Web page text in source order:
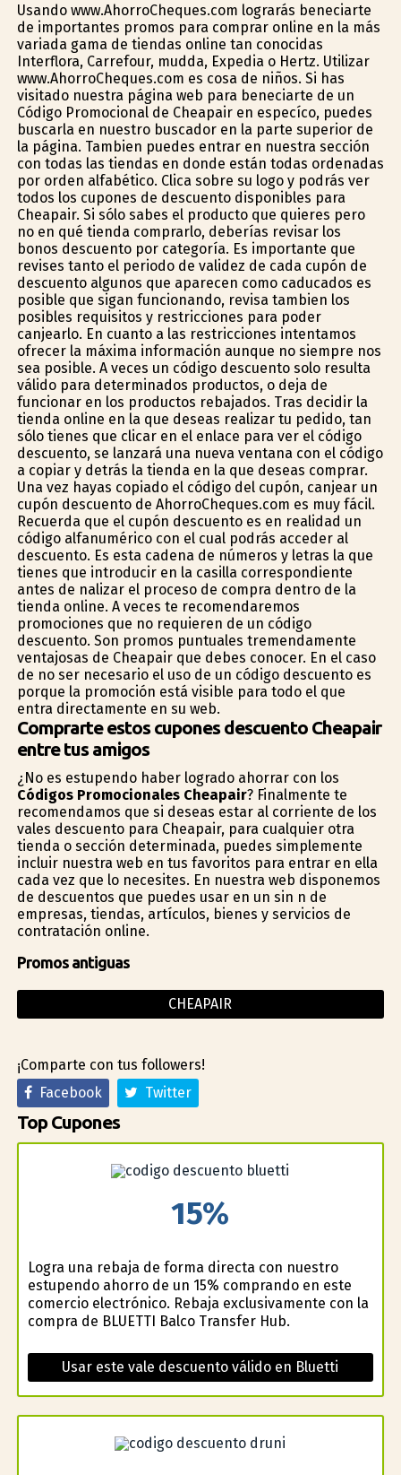
Usando www.AhorroCheques.com lograrás beneficiarte
de importantes promos para comprar online en la más
variada gama de tiendas online tan conocidas
Interflora, Carrefour, mudda, Expedia o Hertz. Utilizar
www.AhorroCheques.com es cosa de niños. Si has
visitado nuestra página web para beneficiarte de un
Código Promocional de Cheapair en específico, puedes
buscarla en nuestro buscador en la parte superior de
la página. Tambien puedes entrar en nuestra sección
con todas las tiendas en donde están todas ordenadas
por orden alfabético. Clica sobre su logo y podrás ver
todos los cupones de descuento disponibles para
Cheapair. Si sólo sabes el producto que quieres pero
no en qué tienda comprarlo, deberías revisar los
bonos descuento por categoría. Es importante que
revises tanto el periodo de validez de cada cupón de
descuento algunos que aparecen como caducados es
posible que sigan funcionando, revisa tambien los
posibles requisitos y restricciones para poder
canjearlo. En cuanto a las restricciones intentamos
ofrecer la máxima información aunque no siempre nos
sea posible. A veces un código descuento solo resulta
válido para determinados productos, o deja de
funcionar en los productos rebajados. Tras decidir la
tienda online en la que deseas realizar tu pedido, tan
sólo tienes que clicar en el enlace para ver el código
descuento, se lanzará una nueva ventana con el código
a copiar y detrás la tienda en la que deseas comprar.
Una vez hayas copiado el código del cupón, canjear un
cupón descuento de AhorroCheques.com es muy fácil.
Recuerda que el cupón descuento es en realidad un
código alfanumérico con el cual podrás acceder al
descuento. Es esta cadena de números y letras la que
tienes que introducir en la casilla correspondiente
antes de finalizar el proceso de compra dentro de la
tienda online. A veces te recomendaremos
promociones que no requieren de un código
descuento. Son promos puntuales tremendamente
ventajosas de Cheapair que debes conocer. En el caso
de no ser necesario el uso de un código descuento es
porque la promoción está visible para todo el que
entra directamente en su web.
Comprarte estos cupones descuento Cheapair
entre tus amigos
¿No es estupendo haber logrado ahorrar con los
Códigos Promocionales Cheapair? Finalmente te
recomendamos que si deseas estar al corriente de los
vales descuento para Cheapair, para cualquier otra
tienda o sección determinada, puedes simplemente
incluir nuestra web en tus favoritos para entrar en ella
cada vez que lo necesites. En nuestra web disponemos
de descuentos que puedes usar en un sin fin de
empresas, tiendas, artículos, bienes y servicios de
contratación online.
Promos antiguas
CHEAPAIR
¡Comparte con tus followers!
Facebook
Twitter
Top Cupones
15%
Logra una rebaja de forma directa con nuestro
estupendo ahorro de un 15% comprando en este
comercio electrónico. Rebaja exclusivamente con la
compra de BLUETTI Balco Transfer Hub.
Usar este vale descuento válido en Bluetti